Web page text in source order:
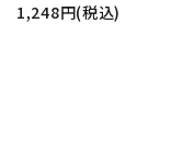
1,248円(税込)